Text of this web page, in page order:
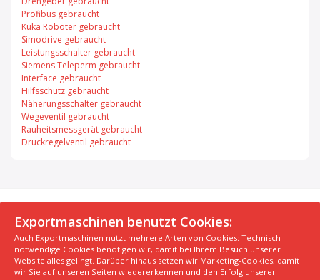
Profibus gebraucht
Kuka Roboter gebraucht
Simodrive gebraucht
Leistungsschalter gebraucht
Siemens Teleperm gebraucht
Interface gebraucht
Hilfsschütz gebraucht
Näherungsschalter gebraucht
Wegeventil gebraucht
Rauheitsmessgerät gebraucht
Druckregelventil gebraucht
© 2026 Exportmaschinen.de
Über uns
AGB Datenschutzerklärung
FAQ
Impressum
Hersteller
Unsere Top Maschinen #1
Unsere Top Maschinen #2
Unsere Top Maschinen #3
Exportmaschinen benutzt Cookies:
Auch Exportmaschinen nutzt mehrere Arten von Cookies: Technisch
notwendige Cookies benötigen wir, damit bei Ihrem Besuch unserer
Website alles gelingt. Darüber hinaus setzen wir Marketing-Cookies, damit
wir Sie auf unseren Seiten wiedererkennen und den Erfolg unserer